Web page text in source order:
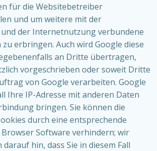
für die Websitebetreiber
und um weitere mit der
der Internetnutzung verbundene
erbringen. Auch wird Google diese
an Dritte übertragen,
vorgeschrieben oder soweit Dritte
von Google verarbeiten. Google
Ihre IP-Adresse mit anderen Daten
bringen. Sie können die
durch eine entsprechende
Software verhindern; wir
darauf hin, dass Sie in diesem Fall